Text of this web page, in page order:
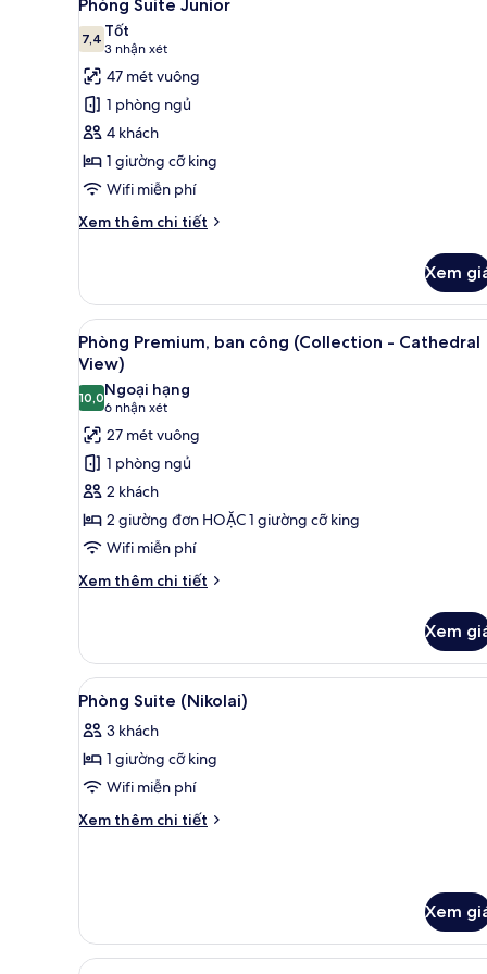
tất
cả
ảnh
Phòng
Suite
Junior
Phòng Suite Junior
7,47,4 trên 10
Tốt
3 nhận xét
(3
nhận
xét)
47 mét vuông
1 phòng ngủ
4 khách
1 giường cỡ king
Wifi miễn phí
Xem thêm chi tiết
Chi
Phòng
Suite
Junior
Xem
Xem
tất
cả
ảnh
Phòng
Premium,
ban
công
(Collection
-
Cathedral
Phòng Premium, ban công
11
Phòng Premium, ban công (Collection - Cathedral
View)
10,010,0 trên 10
Ngoại hạng
6 nhận xét
(6
nhận
xét)
27 mét vuông
1 phòng ngủ
2 khách
2 giường đơn HOẶC 1 giường cỡ king
Wifi miễn phí
Xem thêm chi tiết
Chi
Phòng
Premium,
ban
(Collection
-
View)
Xem
Xem
tất
cả
ảnh
Phòng
Suite
Phòng Suite (Nikolai) | 1
4
Phòng Suite (Nikolai)
3 khách
1 giường cỡ king
Wifi miễn phí
Xem thêm chi tiết
Chi
(Nikolai)
Xem
Xem
1 phòng ngủ, két bảo mật tại